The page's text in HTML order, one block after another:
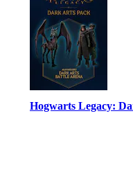
Hogwarts Legacy: